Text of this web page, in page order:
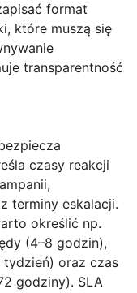
format
które muszą się
transparentność
czasy reakcji
terminy eskalacji.
określić np.
(4–8 godzin),
oraz czas
godziny). SLA